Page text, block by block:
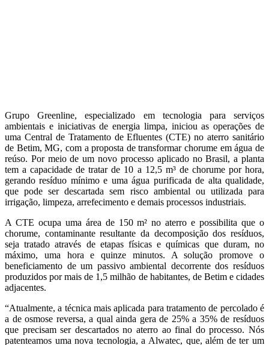
Grupo Greenline, especializado em tecnologia para serviços
ambientais e iniciativas de energia limpa, iniciou as operações de
uma Central de Tratamento de Efluentes (CTE) no aterro sanitário
de Betim, MG, com a proposta de transformar chorume em água de
reúso. Por meio de um novo processo aplicado no Brasil, a planta
tem a capacidade de tratar de 10 a 12,5 m³ de chorume por hora,
gerando resíduo mínimo e uma água purificada de alta qualidade,
que pode ser descartada sem risco ambiental ou utilizada para
irrigação, limpeza, arrefecimento e demais processos industriais.
A CTE ocupa uma área de 150 m² no aterro e possibilita que o
chorume, contaminante resultante da decomposição dos resíduos,
seja tratado através de etapas físicas e químicas que duram, no
máximo, uma hora e quinze minutos. A solução promove o
beneficiamento de um passivo ambiental decorrente dos resíduos
produzidos por mais de 1,5 milhão de habitantes, de Betim e cidades
adjacentes.
“Atualmente, a técnica mais aplicada para tratamento de percolado é
a de osmose reversa, a qual ainda gera de 25% a 35% de resíduos
que precisam ser descartados no aterro ao final do processo. Nós
patenteamos uma nova tecnologia, a Alwatec, que, além de ter um